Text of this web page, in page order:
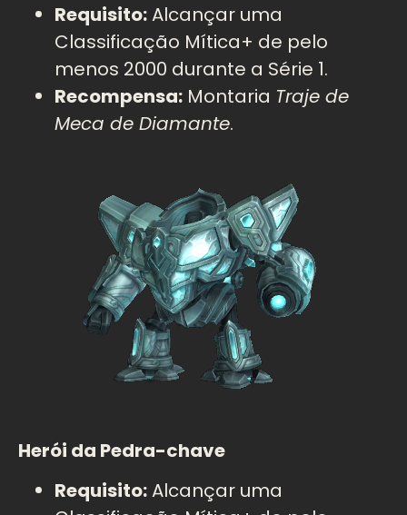
Requisito:Alcançar uma
Classificação Mítica+ de pelo
menos 2000 durante a Série 1.
Recompensa: Montaria Traje de
Meca de Diamante.
Herói da Pedra-chave
Requisito:Alcançar uma